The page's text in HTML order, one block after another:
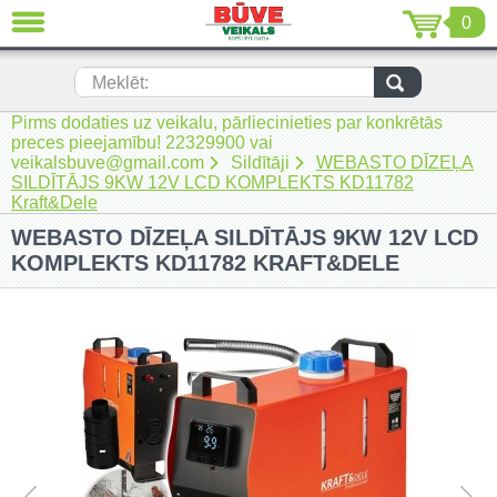
0
Meklēt:
Pirms dodaties uz veikalu, pārliecinieties par konkrētās
preces pieejamību! 22329900 vai
veikalsbuve@gmail.com
Sildītāji
WEBASTO DĪZEĻA
SILDĪTĀJS 9KW 12V LCD KOMPLEKTS KD11782
Kraft&Dele
WEBASTO DĪZEĻA SILDĪTĀJS 9KW 12V LCD
KOMPLEKTS KD11782 KRAFT&DELE
AIZVĒRT
Jaunumi (230)
Akumulatora instrumenti (205)
Akumulatoru lādētāji un piederumi
(116)
Auto ķīmija un piederumi kopšanai
(22)
Celtniecības tehnika (51)
Elektroinstrumenti (69)
Rokas elektroinstrumenti (2)